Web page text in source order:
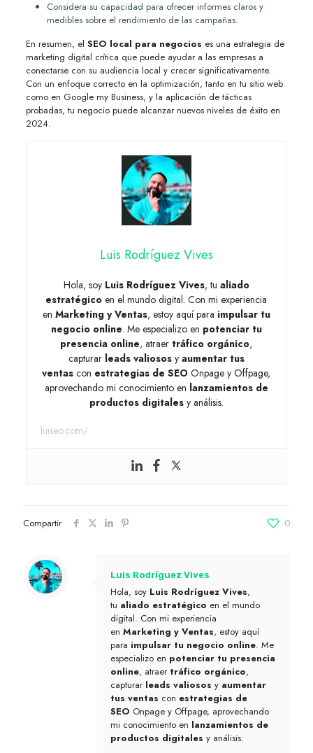
Considera su capacidad para ofrecer informes claros y
medibles sobre el rendimiento de las campañas.
En resumen, el SEO local para negocios es una estrategia de
marketing digital crítica que puede ayudar a las empresas a
conectarse con su audiencia local y crecer significativamente.
Con un enfoque correcto en la optimización, tanto en tu sitio web
como en Google my Business, y la aplicación de tácticas
probadas, tu negocio puede alcanzar nuevos niveles de éxito en
2024.
Luis Rodríguez Vives
Hola, soy Luis Rodríguez Vives, tu aliado
estratégico en el mundo digital. Con mi experiencia
en Marketing y Ventas, estoy aquí para impulsar tu
negocio online. Me especializo en potenciar tu
presencia online, atraertráfico orgánico,
capturar leads valiososy aumentar tus
ventas con estrategias de SEO Onpage y Offpage,
aprovechando mi conocimiento en lanzamientos de
productos digitalesy análisis.
luiseo.com/
Compartir 0
Luis Rodríguez Vives
Hola, soy Luis Rodríguez Vives,
tu aliado estratégico en el mundo
digital. Con mi experiencia
en Marketing y Ventas, estoy aquí
para impulsar tu negocio online. Me
especializo en potenciar tu presencia
online, atraer tráfico orgánico,
capturar leads valiosos y aumentar
tus ventas con estrategias de
SEO Onpage y Offpage, aprovechando
mi conocimiento en lanzamientos de
productos digitales y análisis.